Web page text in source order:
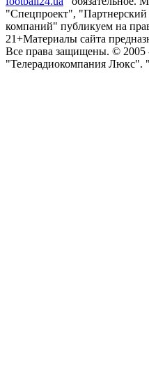
"Спецпроект",
компаний" публикуем на
21+Материалы сайта
Все права защищены. © 2005
"Телерадиокомпания Люкс".